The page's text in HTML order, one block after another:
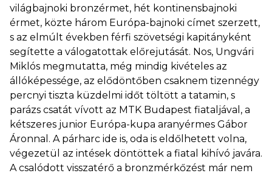
világbajnoki bronzérmet, hét kontinensbajnoki
érmet, közte három Európa-bajnoki címet szerzett,
s az elmúlt években férfi szövetségi kapitányként
segítette a válogatottak előrejutását. Nos, Ungvári
Miklós megmutatta, még mindig kivételes az
állóképessége, az elődöntőben csaknem tizennégy
percnyi tiszta küzdelmi időt töltött a tatamin, s
parázs csatát vívott az MTK Budapest fiataljával, a
kétszeres junior Európa-kupa aranyérmes Gábor
Áronnal. A párharc ide is, oda is eldőlhetett volna,
végezetül az intések döntöttek a fiatal kihívó javára.
A csalódott visszatérő a bronzmérkőzést már nem